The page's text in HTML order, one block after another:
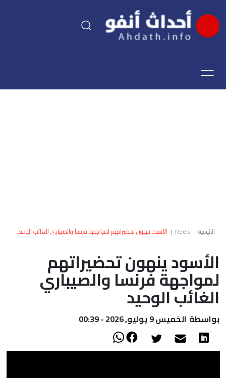
اقتصاد
العالم
أعمدة
الصحراء
الرئيسية|
Reels
| الأسود ينهون تحضيراتهم لمواجهة فرنسا والصيباري الغائب الوحيد
الأسود ينهون تحضيراتهم
لمواجهة فرنسا والصيباري
الغائب الوحيد
بواسطة الخميس 9 يوليو, 2026 - 00:39